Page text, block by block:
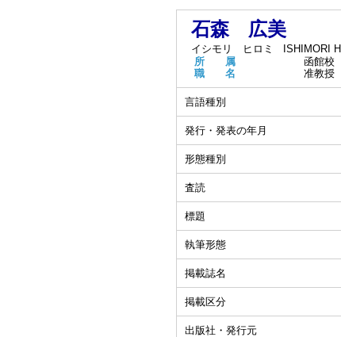
石森 広美
イシモリ ヒロミ
ISHIMORI
所 属
函館校
職 名
准教授
言語種別
発行・発表の年月
形態種別
査読
標題
執筆形態
掲載誌名
掲載区分
出版社・発行元